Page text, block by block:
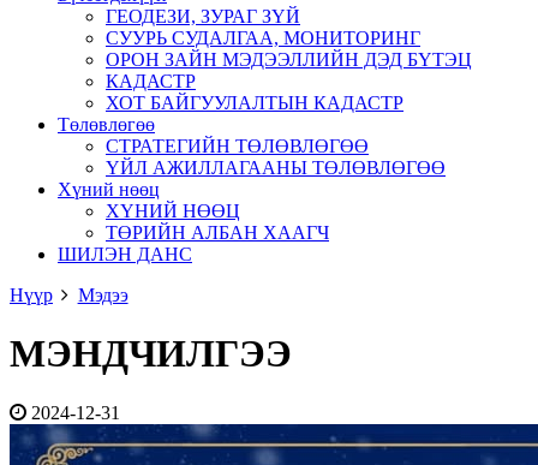
ГЕОДЕЗИ, ЗУРАГ ЗҮЙ
СУУРЬ СУДАЛГАА, МОНИТОРИНГ
ОРОН ЗАЙН МЭДЭЭЛЛИЙН ДЭД БҮТЭЦ
КАДАСТР
ХОТ БАЙГУУЛАЛТЫН КАДАСТР
Төлөвлөгөө
СТРАТЕГИЙН ТӨЛӨВЛӨГӨӨ
ҮЙЛ АЖИЛЛАГААНЫ ТӨЛӨВЛӨГӨӨ
Хүний нөөц
ХҮНИЙ НӨӨЦ
ТӨРИЙН АЛБАН ХААГЧ
ШИЛЭН ДАНС
Нүүр
Мэдээ
МЭНДЧИЛГЭЭ
2024-12-31